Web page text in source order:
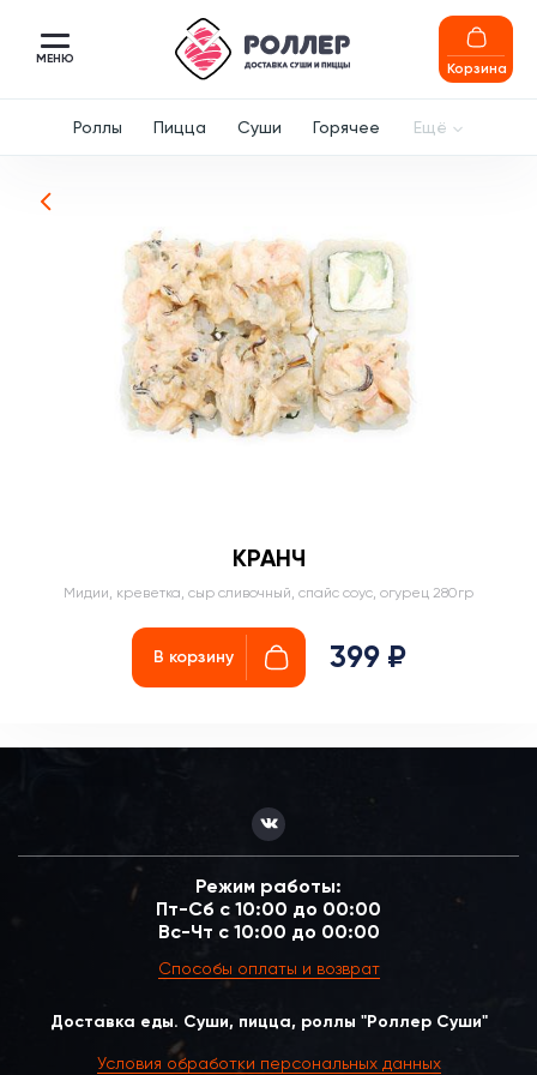
МЕНЮ
Корзина
Роллы Пицца Суши Горячее Ещё
КРАНЧ
Мидии, креветка, сыр сливочный, спайс соус, огурец 280гр
В корзину 399 ₽
Доставка еды. Суши, пицца, роллы "Роллер Суши"
Условия обработки персональных данных
Режим работы:
Пт-Сб с 10:00 до 00:00
Вс-Чт с 10:00 до 00:00
Способы оплаты и возврат